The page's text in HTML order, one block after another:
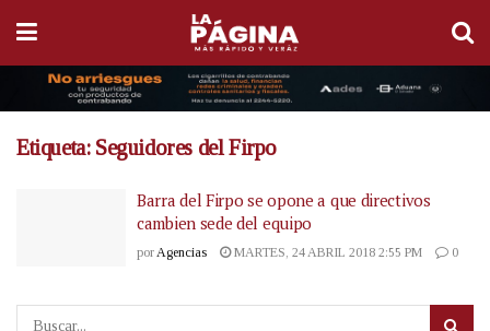
Etiqueta: Seguidores del Firpo
Barra del Firpo se opone a que directivos
cambien sede del equipo
por Agencias MARTES, 24 ABRIL 2018 2:55 PM 0